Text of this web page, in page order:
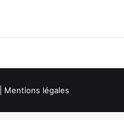
Mentions légales